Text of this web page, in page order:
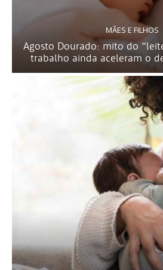
MÃES E FILHOS
Agosto Dourado: mito do
trabalho ainda aceleram o